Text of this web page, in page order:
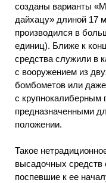
созданы варианты
дайхацу» длиной 17
производился в
единиц). Ближе к
средства служили в
с вооружением из
бомбометов или
с крупнокалиберным
предназначенными
положении.
Такое
высадочных
поспевшие к ее